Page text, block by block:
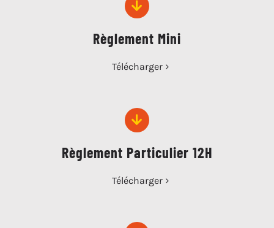
Règlement Mini
Télécharger
Règlement Particulier 12H
Télécharger